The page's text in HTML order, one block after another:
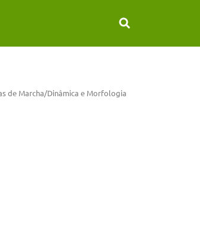
de Marcha/Dinâmica e Morfologia